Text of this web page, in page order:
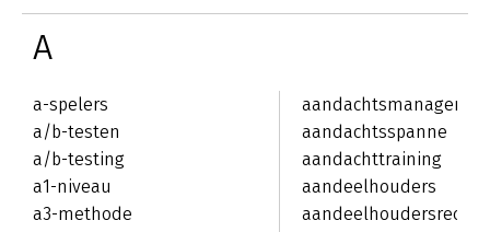
A
a-spelers
a/b-testen
a/b-testing
a1-niveau
a3-methode
aandachtsspanne
aandachttraining
aandeelhouders